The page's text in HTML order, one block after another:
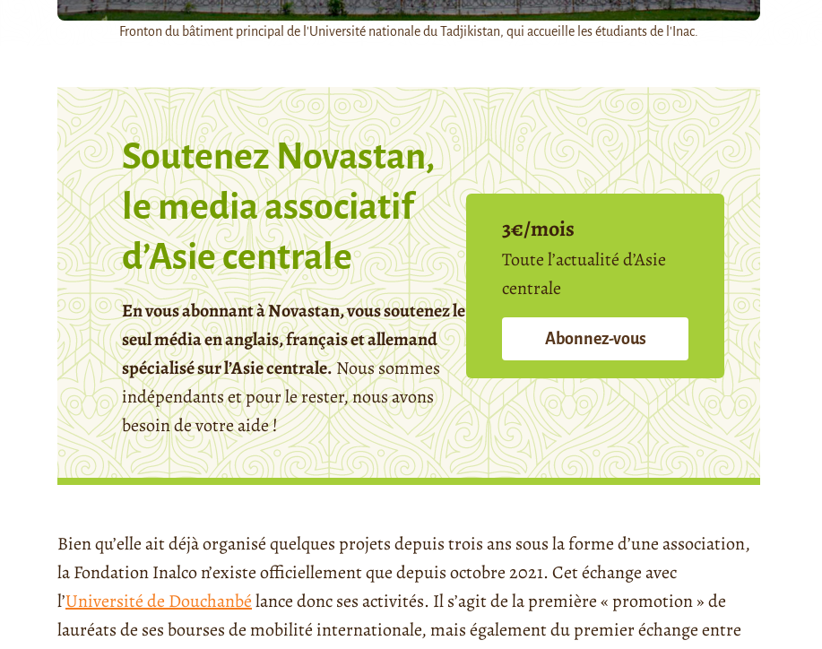
Fronton du bâtiment principal de l'Université nationale du Tadjikistan, qui accueille les étudiants de l'Inac.
Soutenez Novastan,
le media associatif
d’Asie centrale
En vous abonnant à Novastan, vous soutenez le
seul média en anglais, français et allemand
spécialisé sur l’Asie centrale.Nous sommes
indépendants et pour le rester, nous avons
besoin de votre aide !
3€/mois
Toute l’actualité d’Asie
centrale
Abonnez-vous
Bien qu’elle ait déjà organisé quelques projets depuis trois ans sous la forme d’une association,
la Fondation Inalco n’existe officiellement que depuis octobre 2021. Cet échange avec
l’Université de Douchanbélance donc ses activités. Il s’agit de la première « promotion » de
lauréats de ses bourses de mobilité internationale, mais également du premier échange entre